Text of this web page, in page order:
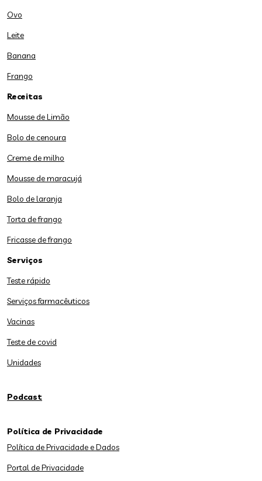
Ovo
Leite
Banana
Frango
Receitas
Mousse de Limão
Bolo de cenoura
Creme de milho
Mousse de maracujá
Bolo de laranja
Torta de frango
Fricasse de frango
Serviços
Teste rápido
Serviços farmacêuticos
Vacinas
Teste de covid
Unidades
Podcast
Política de Privacidade
Política de Privacidade e Dados
Portal de Privacidade